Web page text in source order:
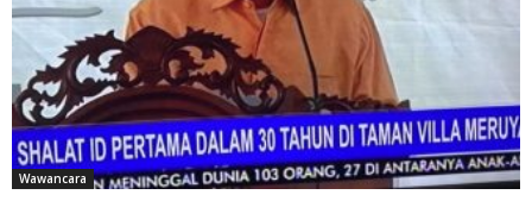
Wawancara